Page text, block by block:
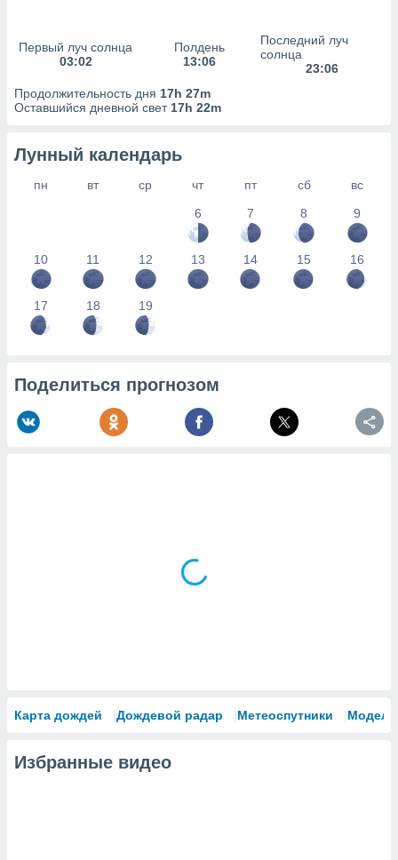
Первый луч солнца
03:02
Полдень
13:06
Последний луч
солнца
23:06
Продолжительность дня 17h 27m
Оставшийся дневной свет 17h 22m
Лунный календарь
пн вт ср чт пт сб
вс
6
7 8 9
10 11 12 13 14 15 16
17 18 19
Поделиться прогнозом
Карта дождей Дождевой радар Метеоспутники Модели
Избранные видео